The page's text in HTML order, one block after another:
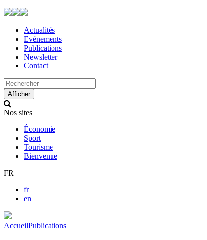
Actualités
Evénements
Publications
Newsletter
Contact
Search
up
Afficher
Nos sites
Économie
Sport
Tourisme
Bienvenue
FR
fr
en
AccueilPublications